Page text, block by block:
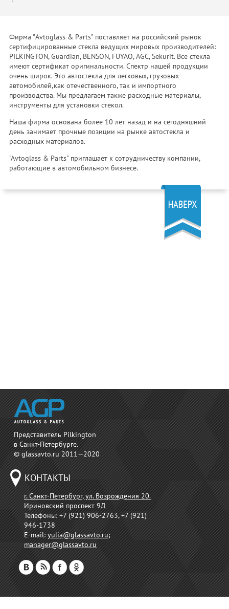
Фирма "Avtoglass & Parts" поставляет на российский рынок
сертифицированные стекла ведущих мировых производителей:
PILKINGTON, Guardian, BENSON, FUYAO, AGC, Sekurit. Все стекла
имеют сертификат оригинальности. Спектр нашей продукции
очень широк. Это автостекла для легковых, грузовых
автомобилей,как отечественного, так и импортного
производства. Мы предлагаем также расходные материалы,
инструменты для установки стекол.
Наша фирма основана более 10 лет назад и на сегодняшний
день занимает прочные позиции на рынке автостекла и
расходных материалов.
"Avtoglass & Parts" приглашает к сотрудничеству компании,
работающие в автомобильном бизнесе.
Представитель Pilkington
в Санкт-Петербурге.
© glassavto.ru 2011—2020
КОНТАКТЫ
г. Санкт-Петербург, ул. Возрождения 20.
Ириновский проспект 9Д
Телефоны:+7 (921) 906-2763, +7 (921)
946-1738
E-mail:yulia@glassavto.ru;
manager@glassavto.ru